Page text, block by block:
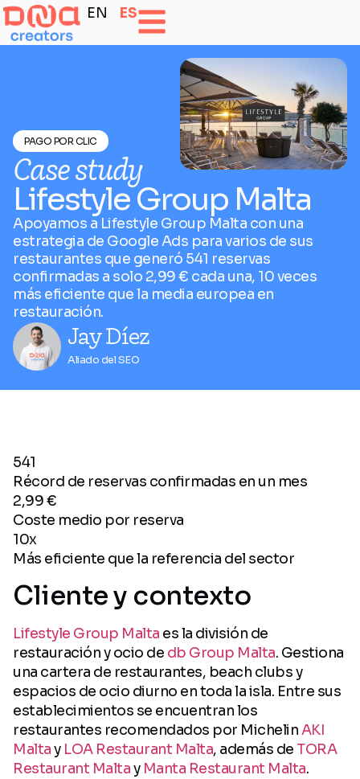
EN ES
PAGO POR CLIC
Case study
Lifestyle Group Malta
Apoyamos a Lifestyle Group Malta con una
estrategia de Google Ads para varios de sus
restaurantes que generó 541 reservas
confirmadas a solo 2,99 € cada una, 10 veces
más eficiente que la media europea en
restauración.
Jay Díez
Aliado del SEO
541
Récord de reservas confirmadas en un mes
2,99 €
Coste medio por reserva
10x
Más eficiente que la referencia del sector
Cliente y contexto
Lifestyle Group Malta es la división de
restauración y ocio de db Group Malta. Gestiona
una cartera de restaurantes, beach clubs y
espacios de ocio diurno en toda la isla. Entre sus
establecimientos se encuentran los
restaurantes recomendados por MichelinAKI
Maltay LOA Restaurant Malta, además de TORA
Restaurant Maltay Manta Restaurant Malta.